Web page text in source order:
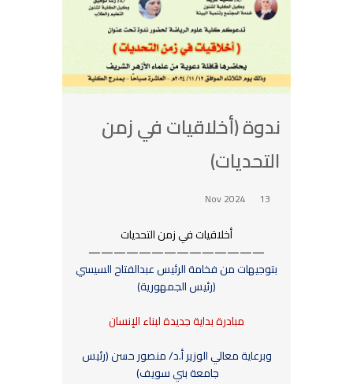
ندوة (أخلاقيات في زمن
التحديات)
13 Nov 2024
أخلاقيات في زمن التحديات
——————————————
بتوجيهات من فخامة الرئيس عبدالفتاح السيسي
(رئيس الجمهورية)
مبادرة بداية جديدة لبناء الإنسان
و‏برعاية معالي الوزير أ.د/ منصور حسن (رئيس
جامعة بني سويف)